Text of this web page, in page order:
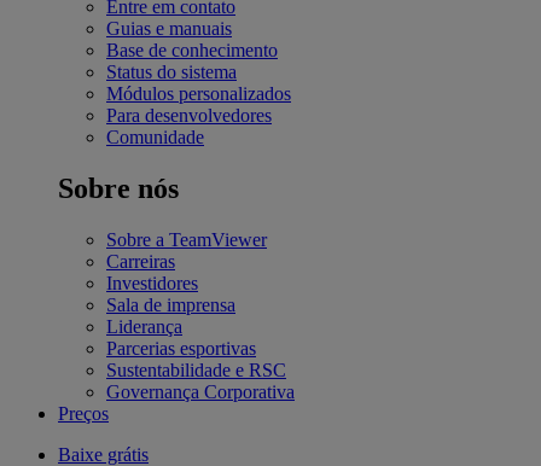
Entre em contato
Guias e manuais
Base de conhecimento
Status do sistema
Módulos personalizados
Para desenvolvedores
Comunidade
Sobre nós
Sobre a TeamViewer
Carreiras
Investidores
Sala de imprensa
Liderança
Parcerias esportivas
Sustentabilidade e RSC
Governança Corporativa
Preços
Baixe grátis